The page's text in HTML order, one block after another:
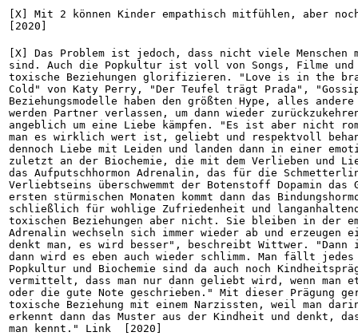
[X] Mit 2 können Kinder empathisch mitfühlen, aber
[2020]
[X] Das Problem ist jedoch, dass nicht viele Menschen
sind. Auch die Popkultur ist voll von Songs, Filme und
toxische Beziehungen glorifizieren. "Love is in the
Cold" von Katy Perry, "Der Teufel trägt Prada",
Beziehungsmodelle haben den größten Hype, alles
werden Partner verlassen, um dann wieder
angeblich um eine Liebe kämpfen. "Es ist aber nicht
man es wirklich wert ist, geliebt und respektvoll
dennoch Liebe mit Leiden und landen dann in einer
zuletzt an der Biochemie, die mit dem Verlieben und
das Aufputschhormon Adrenalin, das für die
Verliebtseins überschwemmt der Botenstoff Dopamin
ersten stürmischen Monaten kommt dann das
schließlich für wohlige Zufriedenheit und
toxischen Beziehungen aber nicht. Sie bleiben in der
Adrenalin wechseln sich immer wieder ab und erzeugen
denkt man, es wird besser", beschreibt Wittwer. "Dann
dann wird es eben auch wieder schlimm. Man fällt
Popkultur und Biochemie sind da auch noch
vermittelt, dass man nur dann geliebt wird, wenn man
oder die gute Note geschrieben." Mit dieser Prägung
toxische Beziehung mit einem Narzissten, weil man darin
erkennt dann das Muster aus der Kindheit und denkt,
man kennt." Link  [2020]